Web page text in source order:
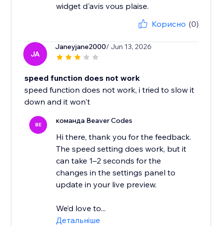
widget d'avis vous plaise.
Корисно (0)
JA
Janeyjane2000/ Jun 13, 2026
speed function does not work
speed function does not work, i tried to slow it
down and it won't
BE команда Beaver Codes
Hi there, thank you for the feedback.
The speed setting does work, but it
can take 1–2 seconds for the
changes in the settings panel to
update in your live preview.
We’d love to...
Детальніше